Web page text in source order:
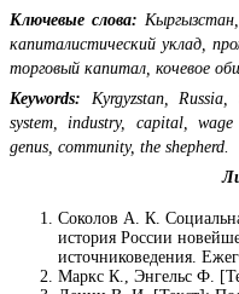
Ключевые слова:
капиталистический уклад,
торговый капитал, кочевое
Keywords: Kyrgyzstan,
system, industry, capital,
genus, community, the shepherd.
Соколов А. К.
история России
источниковедения.
Маркс К., Энгельс Ф.